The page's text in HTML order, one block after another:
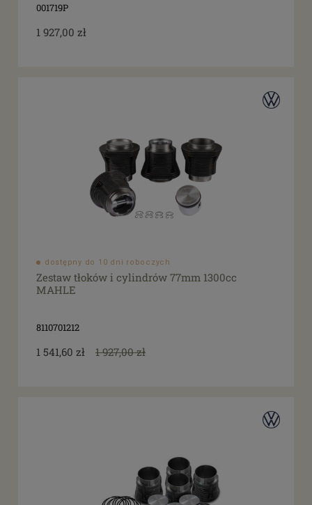
001719P
1 927,00 zł
dostępny do 10 dni roboczych
Zestaw tłoków i cylindrów 77mm 1300cc
MAHLE
8110701212
1 541,60 zł 1 927,00 zł